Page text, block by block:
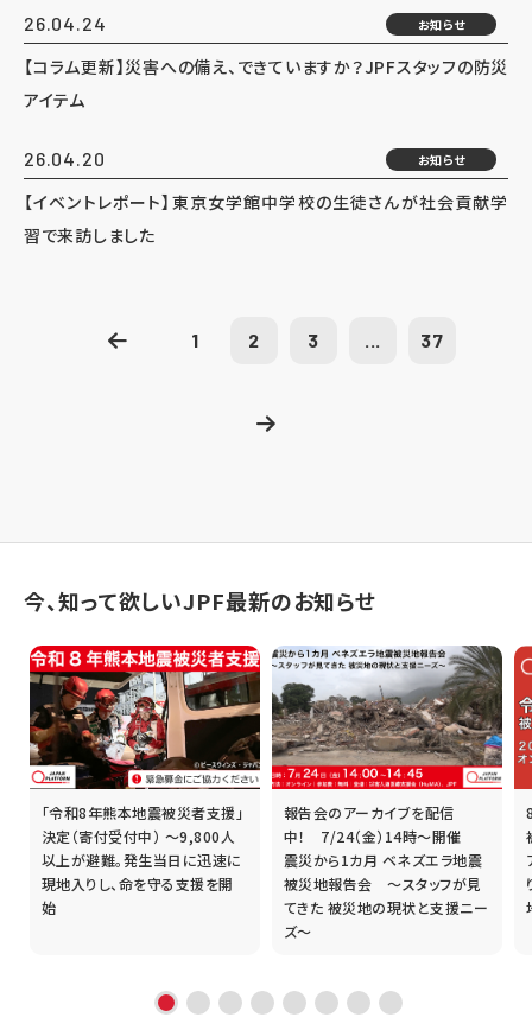
26.04.24 お知らせ
【コラム更新】災害への備え、できていますか？JPFスタッフの防災
アイテム
26.04.20 お知らせ
【イベントレポート】東京女学館中学校の生徒さんが社会貢献学
習で来訪しました
1 2 3 ... 37
今、知って欲しいJPF最新のお知らせ
「令和8年熊本地震被災者支援」
決定（寄付受付中） ～9,800人
以上が避難。発生当日に迅速に
現地入りし、命を守る支援を開
始
報告会のアーカイブを配信
中！ 7/24（金）14時～開催
震災から1カ月 ベネズエラ地震
被災地報告会 ～スタッフが見
てきた 被災地の現状と支援ニー
ズ～